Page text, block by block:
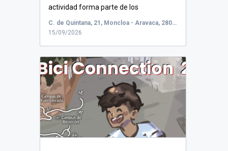
actividad forma parte de los
conversatorios q...
C. de Quintana, 21, Moncloa - Aravaca, 28008 Madrid, España
15/09/2026